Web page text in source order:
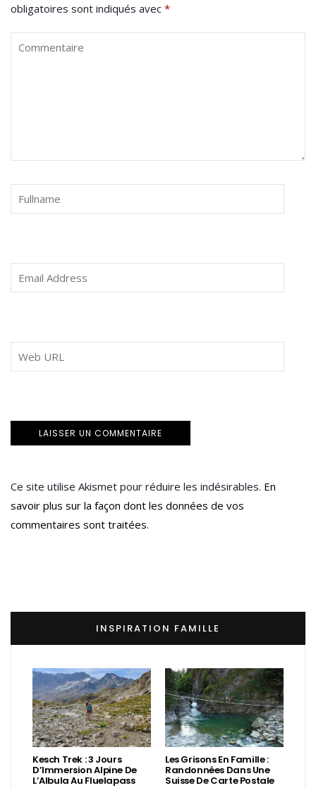
obligatoires sont indiqués avec *
Ce site utilise Akismet pour réduire les indésirables. En
savoir plus sur la façon dont les données de vos
commentaires sont traitées.
INSPIRATION FAMILLE
Kesch Trek : 3 Jours
D’Immersion Alpine De
L’Albula Au Fluelapass
Les Grisons En Famille :
Randonnées Dans Une
Suisse De Carte Postale